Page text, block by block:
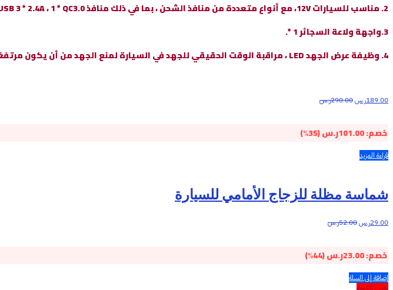
2. مناسب للسيارات 12V، مع أنواع متعددة من منافذ الشحن ، بما في ذلك منافذ USB 3 * 2.4A ، 1 * QC3.0 سريع الشحن منفذ USB ، 1 * منفذ Type-C ، وقابس 1 * 220V (متوافق مع لتشغيل الأجهزة المنزلية) .
3.واجهة ولاعة السجائر 1 *.
4. وظيفة عرض الجهد LED ، مراقبة الوقت الحقيقي للجهد في السيارة لمنع الجهد من أن يكون مرتفعًا جدًا أو منخفضًا جدًا.
189.00ر.س290.00ر.س
خصم:101.00ر.س(35%)
قراءة المزيد
شماسة مظلة للزجاج الأمامي للسيارة
29.00ر.س52.00ر.س
خصم:23.00ر.س(44%)
إضافة إلى السلة